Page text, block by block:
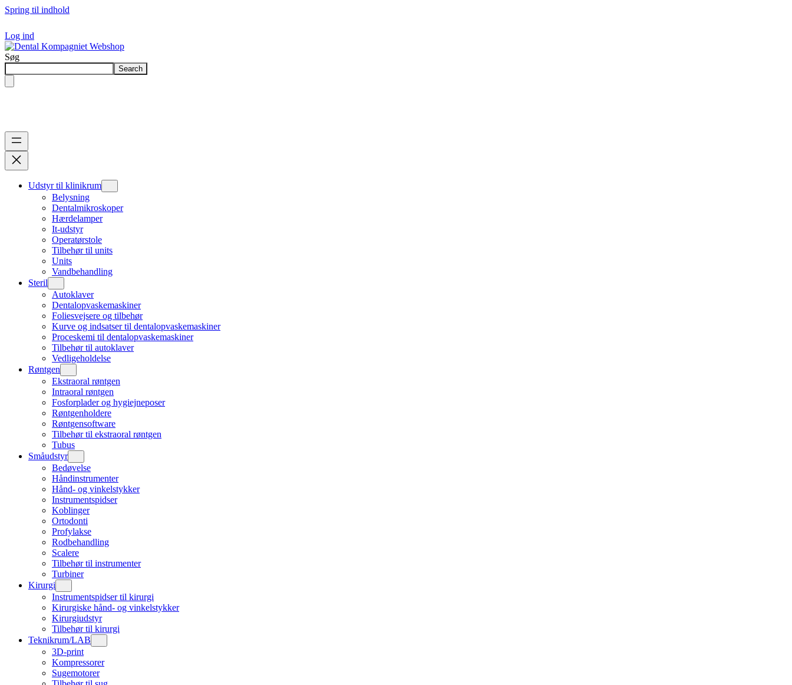
Spring til indhold
Log ind
Søg
Search
Udstyr til klinikrum
Belysning
Dentalmikroskoper
Hærdelamper
It-udstyr
Operatørstole
Tilbehør til units
Units
Vandbehandling
Steril
Autoklaver
Dentalopvaskemaskiner
Foliesvejsere og tilbehør
Kurve og indsatser til dentalopvaskemaskiner
Proceskemi til dentalopvaskemaskiner
Tilbehør til autoklaver
Vedligeholdelse
Røntgen
Ekstraoral røntgen
Intraoral røntgen
Fosforplader og hygiejneposer
Røntgenholdere
Røntgensoftware
Tilbehør til ekstraoral røntgen
Tubus
Småudstyr
Bedøvelse
Håndinstrumenter
Hånd- og vinkelstykker
Instrumentspidser
Koblinger
Ortodonti
Profylakse
Rodbehandling
Scalere
Tilbehør til instrumenter
Turbiner
Kirurgi
Instrumentspidser til kirurgi
Kirurgiske hånd- og vinkelstykker
Kirurgiudstyr
Tilbehør til kirurgi
Teknikrum/LAB
3D-print
Kompressorer
Sugemotorer